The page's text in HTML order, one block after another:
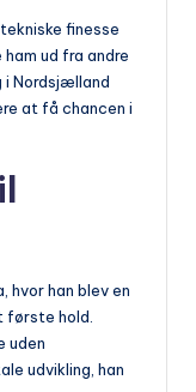
finesse
ud fra andre
i Nordsjælland
at få chancen i
hvor han blev en
første hold.
uden
udvikling, han